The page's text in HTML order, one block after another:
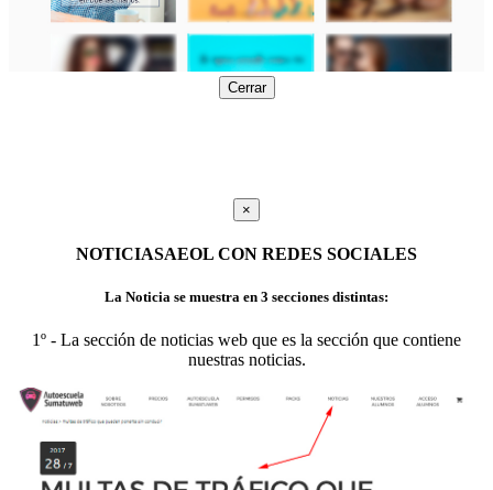
Cerrar
×
NOTICIASAEOL CON REDES SOCIALES
La Noticia se muestra en 3 secciones distintas:
1º - La sección de noticias web que es la sección que contiene
nuestras noticias.